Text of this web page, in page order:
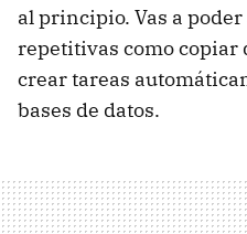
al principio. Vas a
repetitivas como copiar
crear tareas
bases de datos.